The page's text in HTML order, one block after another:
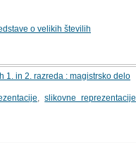
o velikih številih
1. in 2. razreda : magistrsko delo
,slikovne reprezentacije